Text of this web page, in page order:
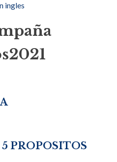
ingles
PROPOSITOS